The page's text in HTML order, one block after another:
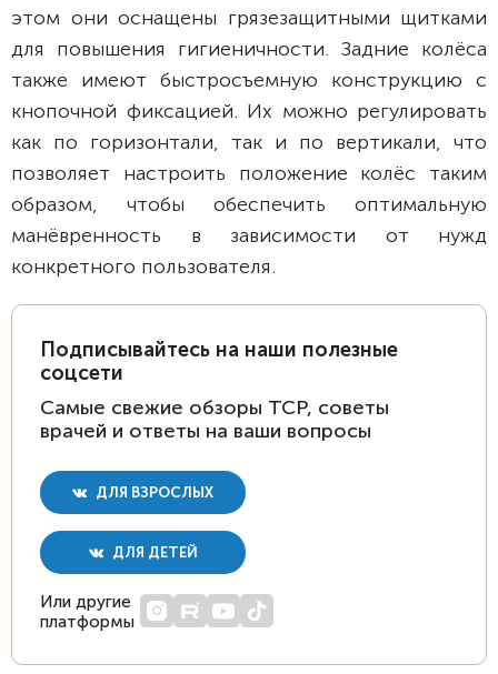
этом они оснащены грязезащитными щитками
для повышения гигиеничности. Задние колёса
также имеют быстросъемную конструкцию с
кнопочной фиксацией. Их можно регулировать
как по горизонтали, так и по вертикали, что
позволяет настроить положение колёс таким
образом, чтобы обеспечить оптимальную
манёвренность в зависимости от нужд
конкретного пользователя.
Подписывайтесь на наши полезные
соцсети
Самые свежие обзоры ТСР, советы
врачей и ответы на ваши вопросы
ДЛЯ ВЗРОСЛЫХ
ДЛЯ ДЕТЕЙ
Или другие
платформы